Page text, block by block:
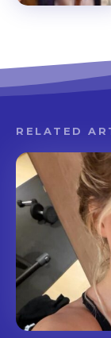
RELATED